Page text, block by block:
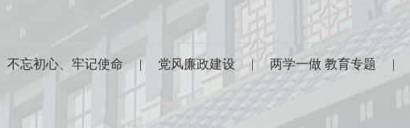
不忘初心、牢记使命 | 党风廉政建设 | 两学一做 教育专题 |